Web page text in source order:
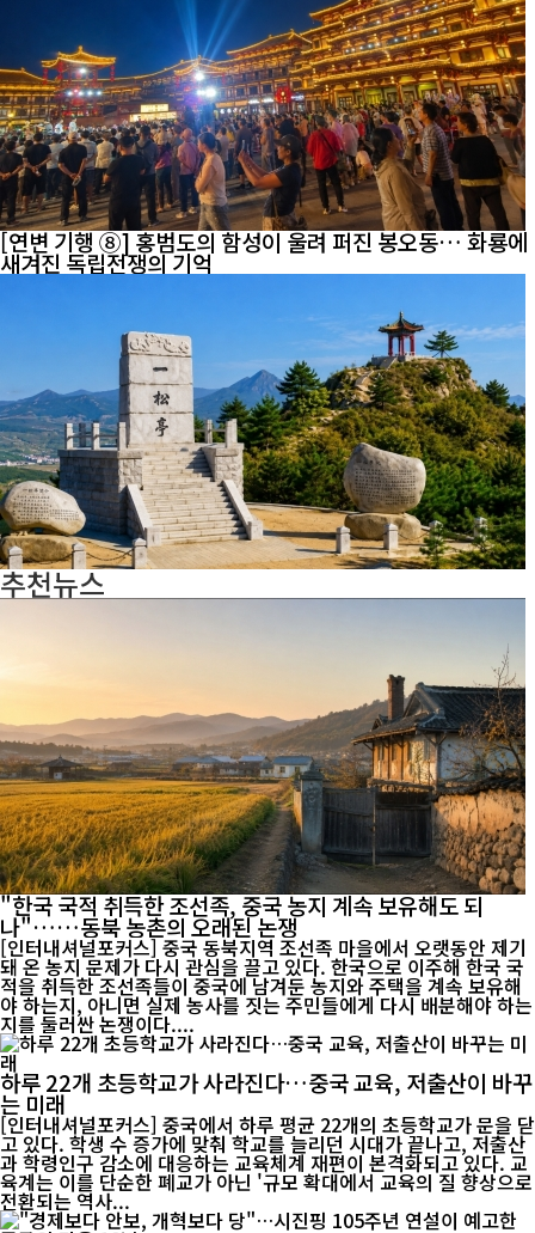
[연변 기행 ⑧] 홍범도의 함성이 울려 퍼진 봉오동… 화룡에
새겨진 독립전쟁의 기억
추천뉴스
"한국 국적 취득한 조선족, 중국 농지 계속 보유해도 되
나"……동북 농촌의 오래된 논쟁
[인터내셔널포커스] 중국 동북지역 조선족 마을에서 오랫동안 제기
돼 온 농지 문제가 다시 관심을 끌고 있다. 한국으로 이주해 한국 국
적을 취득한 조선족들이 중국에 남겨둔 농지와 주택을 계속 보유해
야 하는지, 아니면 실제 농사를 짓는 주민들에게 다시 배분해야 하는
지를 둘러싼 논쟁이다....
하루 22개 초등학교가 사라진다…중국 교육, 저출산이 바꾸
는 미래
[인터내셔널포커스] 중국에서 하루 평균 22개의 초등학교가 문을 닫
고 있다. 학생 수 증가에 맞춰 학교를 늘리던 시대가 끝나고, 저출산
과 학령인구 감소에 대응하는 교육체계 재편이 본격화되고 있다. 교
육계는 이를 단순한 폐교가 아닌 '규모 확대에서 교육의 질 향상으로
전환되는 역사...